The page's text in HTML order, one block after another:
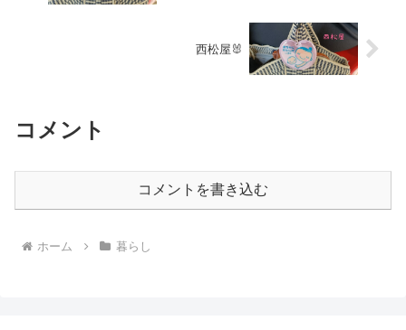
西松屋🐰
コメント
コメントを書き込む
ホーム 暮らし